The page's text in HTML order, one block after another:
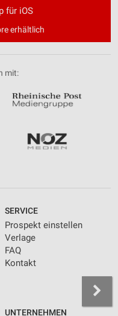
für iOS
erhältlich
mit:
SERVICE
Prospekt einstellen
Verlage
FAQ
Kontakt
UNTERNEHMEN